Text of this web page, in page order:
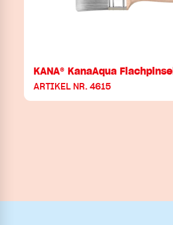
KANA® KanaAqua Flachpinsel
ARTIKEL NR. 4615